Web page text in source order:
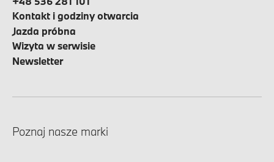
Kontakt i godziny otwarcia
Jazda próbna
Wizyta w serwisie
Newsletter
Poznaj nasze marki